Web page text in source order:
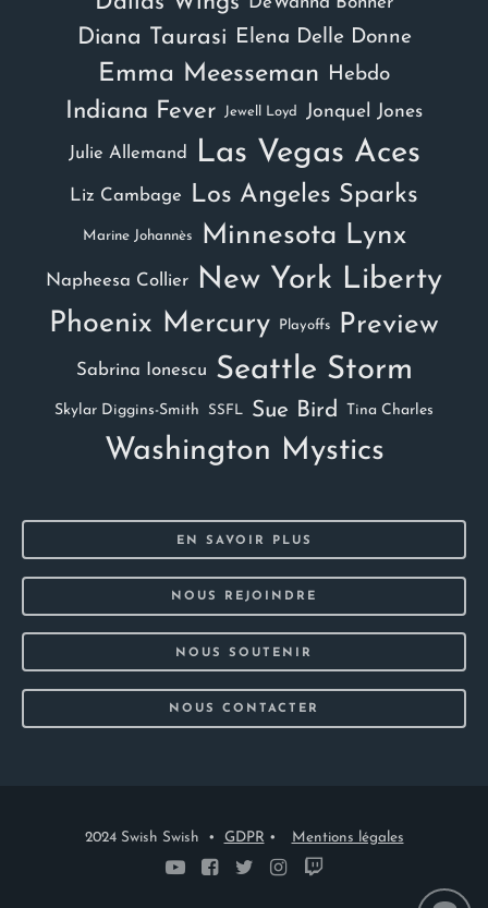
Diana Taurasi Elena Delle Donne
Emma Meesseman Hebdo
Indiana Fever Jewell Loyd Jonquel Jones
Julie Allemand Las Vegas Aces
Liz Cambage Los Angeles Sparks
Marine Johannès Minnesota Lynx
Napheesa Collier New York Liberty
Phoenix Mercury Playoffs Preview
Sabrina Ionescu Seattle Storm
Skylar Diggins-Smith SSFL Sue Bird Tina Charles
Washington Mystics
EN SAVOIR PLUS
NOUS REJOINDRE
NOUS SOUTENIR
NOUS CONTACTER
2024 Swish Swish • GDPR • Mentions légales